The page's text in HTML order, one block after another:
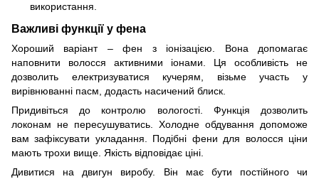
використання.
Важливі функції у фена
Хороший варіант – фен з іонізацією. Вона допомагає
наповнити волосся активними іонами. Ця особливість не
дозволить електризуватися кучерям, візьме участь у
вирівнюванні пасм, додасть насичений блиск.
Придивіться до контролю вологості. Функція дозволить
локонам не пересушуватись. Холодне обдування допоможе
вам зафіксувати укладання. Подібні фени для волосся ціни
мають трохи вище. Якість відповідає ціні.
Дивитися на двигун виробу. Він має бути постійного чи